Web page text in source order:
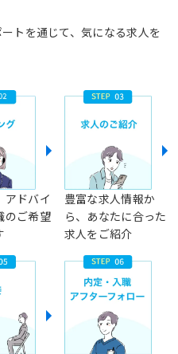
トを通じて、気になる求人を
アドバイ
のご希望
豊富な求人情報か
ら、あなたに合った
求人をご紹介